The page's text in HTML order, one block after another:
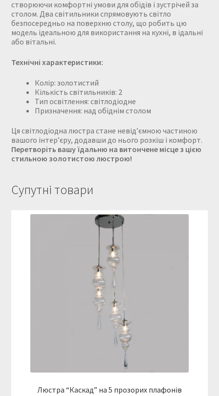
створюючи комфортні умови для обідів і зустрічей за
столом. Два світильники спрямовують світло
безпосередньо на поверхню столу, що робить цю
модель ідеальною для використання на кухні, в їдальні
або вітальні.
Технічні характеристики:
Колір: золотистий
Кількість світильників: 2
Тип освітлення: світлодіодне
Призначення: над обіднім столом
Ця світлодіодна люстра стане невід’ємною частиною
вашого інтер’єру, додавши до нього розкіш і комфорт.
Перетворіть вашу їдальню на витончене місце з цією
стильною золотистою люстрою!
Супутні товари
Люстра “Каскад” на 5 прозорих плафонів